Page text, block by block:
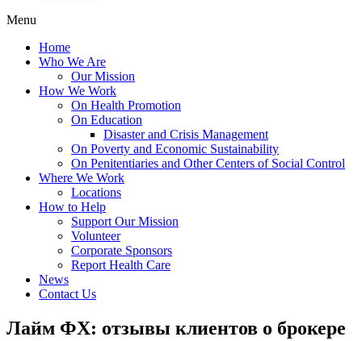
Menu
Home
Who We Are
Our Mission
How We Work
On Health Promotion
On Education
Disaster and Crisis Management
On Poverty and Economic Sustainability
On Penitentiaries and Other Centers of Social Control
Where We Work
Locations
How to Help
Support Our Mission
Volunteer
Corporate Sponsors
Report Health Care
News
Contact Us
Лайм ФХ: отзывы клиентов о брокере